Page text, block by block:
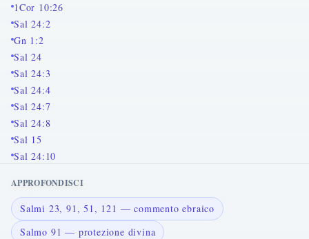
1Cor 10:26
Sal 24:2
Gn 1:2
Sal 24
Sal 24:3
Sal 24:4
Sal 24:7
Sal 24:8
Sal 15
Sal 24:10
APPROFONDISCI
Salmi 23, 91, 51, 121 — commento ebraico
Salmo 91 — protezione divina